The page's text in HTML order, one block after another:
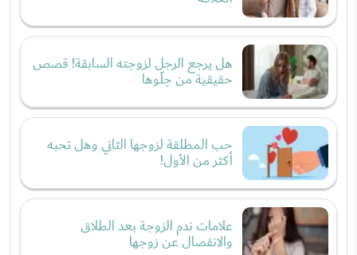
هل يرجع الرجل لزوجته السابقة! قصص
حقيقية من حِلّوها
حب المطلقة لزوجها الثاني وهل تحبه
أكثر من الأول!
علامات ندم الزوجة بعد الطلاق
والانفصال عن زوجها